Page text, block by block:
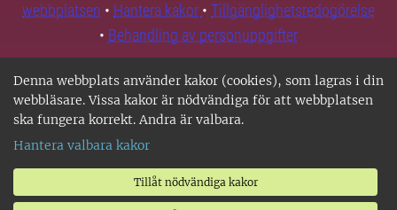
Denna webbplats använder kakor (cookies), som lagras i din
webbläsare. Vissa kakor är nödvändiga för att webbplatsen
ska fungera korrekt. Andra är valbara.
Hantera valbara kakor
Tillåt nödvändiga kakor
webbplatsen • Hantera kakor • Tillgänglighetsredogörelse
• Behandling av personuppgifter